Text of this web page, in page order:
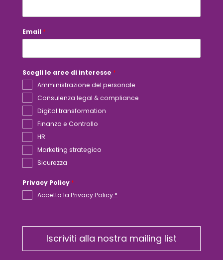
a
y
*
Email *
Scegli le aree di interesse *
Amministrazione del personale
Consulenza legal & compliance
Digital transformation
Finanza e Controllo
HR
Marketing strategico
Sicurezza
Privacy Policy *
Accetto laPrivacy Policy *
Iscriviti alla nostra mailing list